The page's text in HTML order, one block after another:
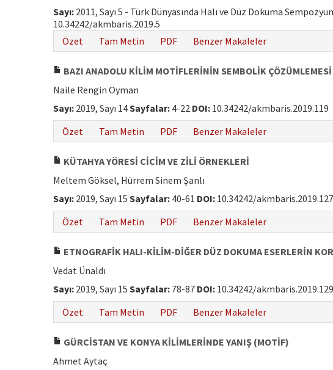
Sayı: 2011, Sayı 5 - Türk Dünyasında Halı ve Düz Dokuma
10.34242/akmbaris.2019.5
Özet Tam Metin PDF Benzer Makaleler
BAZI ANADOLU KİLİM MOTİFLERİNİN SEMBOLİK ÇÖZÜMLEMESİ
Naile Rengin Oyman
Sayı: 2019, Sayı 14Sayfalar: 4-22 DOI: 10.34242/akmbaris.2019.119
Özet
Tam Metin PDF Benzer Makaleler
KÜTAHYA YÖRESİ CİCİM VE ZİLİ ÖRNEKLERİ
Meltem Göksel, Hürrem Sinem Şanlı
Sayı: 2019, Sayı 15 Sayfalar: 40-61 DOI: 10.34242/akmbaris.2019.127
Özet
Tam Metin PDF Benzer Makaleler
ETNOGRAFİK HALI-KİLİM-DİĞER DÜZ DOKUMA ESERLERİN
Vedat Ünaldı
Sayı: 2019, Sayı 15 Sayfalar: 78-87 DOI: 10.34242/akmbaris.2019.129
Özet
Tam Metin PDF Benzer Makaleler
GÜRCİSTAN VE KONYA KİLİMLERİNDE YANIŞ (MOTİF)
Ahmet Aytaç